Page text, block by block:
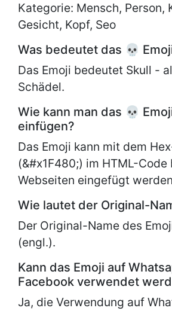
Kategorie: Mensch, Person,
Gesicht, Kopf, Seo
Was bedeutet das 💀
Das Emoji bedeutet Skull -
Schädel.
Wie kann man das 💀
einfügen?
Das Emoji kann mit dem
(&#x1F480;) im HTML-Code
Webseiten eingefügt
Wie lautet der Original-
Der Original-Name des
(engl.).
Kann das Emoji auf
Facebook verwendet
Ja, die Verwendung auf